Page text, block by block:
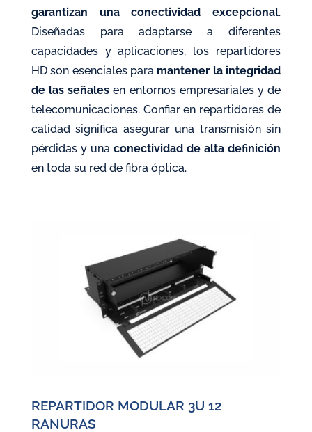
garantizan una conectividad excepcional.
Diseñadas para adaptarse a diferentes
capacidades y aplicaciones, los repartidores
HD son esenciales para mantener la integridad
de las señales en entornos empresariales y de
telecomunicaciones. Confiar en repartidores de
calidad significa asegurar una transmisión sin
pérdidas y una conectividad de alta definición
en toda su red de fibra óptica.
REPARTIDOR MODULAR 3U 12
RANURAS